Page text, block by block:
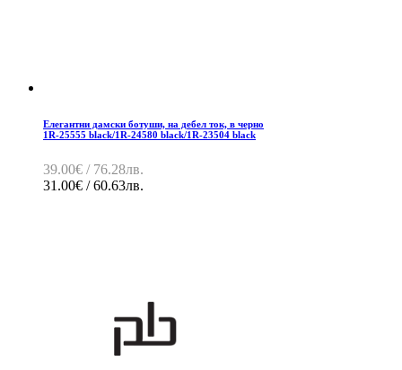
Елегантни дамски ботуши, на дебел ток, в черно
1R-25555 black/1R-24580 black/1R-23504 black
39.00€ / 76.28лв.
31.00€ / 60.63лв.